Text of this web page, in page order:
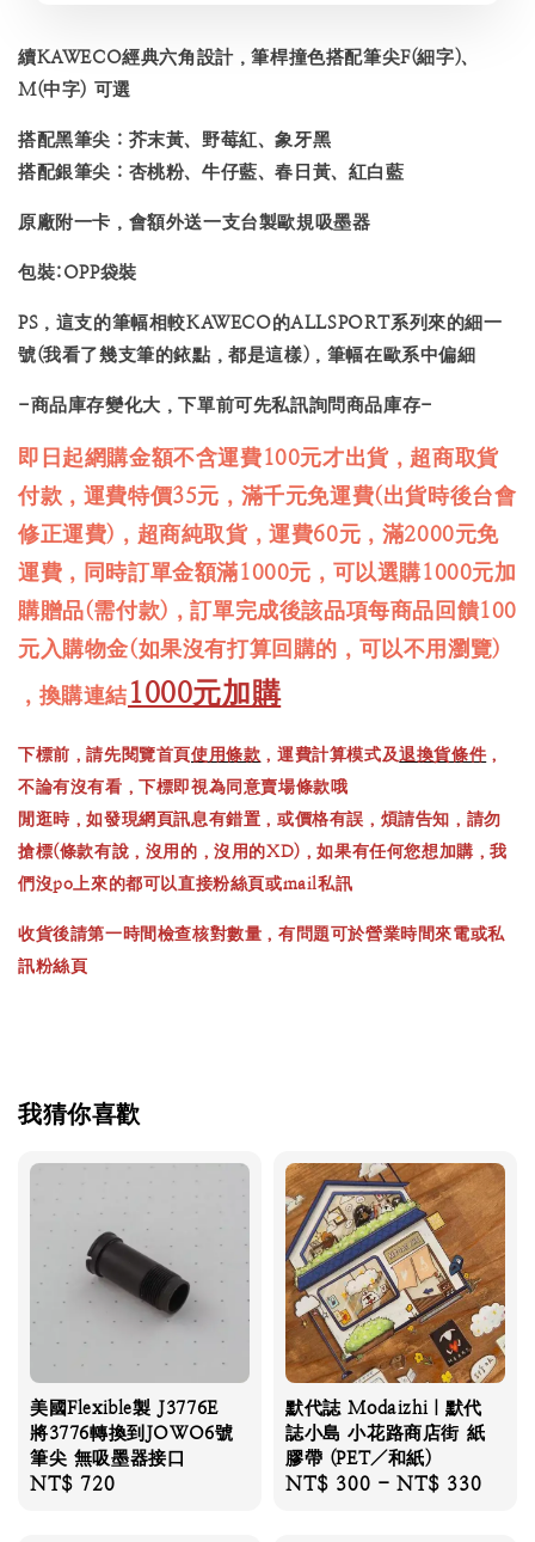
續KAWECO經典六角設計，筆桿撞色搭配筆尖F(細字)、
M(中字) 可選
搭配黑筆尖：芥末黃、野莓紅、象牙黑
搭配銀筆尖：杏桃粉、牛仔藍、春日黃、紅白藍
原廠附一卡，會額外送一支台製歐規吸墨器
包裝:OPP袋裝
PS，這支的筆幅相較KAWECO的ALLSPORT系列來的細一
號(我看了幾支筆的銥點，都是這樣)，筆幅在歐系中偏細
-商品庫存變化大，下單前可先私訊詢問商品庫存-
即日起網購金額不含運費100元才出貨，超商取貨
付款，運費特價35元，滿千元免運費(出貨時後台會
修正運費)，超商純取貨，運費60元，滿2000元免
運費，同時訂單金額滿1000元，可以選購1000元加
購贈品(需付款)，訂單完成後該品項每商品回饋100
元入購物金(如果沒有打算回購的，可以不用瀏覽)
，換購連結1000元加購
下標前，請先閱覽首頁使用條款 ，運費計算模式及退換貨條件 ，
不論有沒有看，下標即視為同意賣場條款哦
閒逛時，如發現網頁訊息有錯置，或價格有誤，煩請告知，請勿
搶標(條款有說，沒用的，沒用的XD)，如果有任何您想加購，我
們沒po上來的都可以直接粉絲頁或mail私訊
收貨後請第一時間檢查核對數量，有問題可於營業時間來電或私
訊粉絲頁
我猜你喜歡
美國Flexible製 J3776E
將3776轉換到JOWO6號
筆尖 無吸墨器接口
Regular
NT$ 720
默代誌 Modaizhi｜默代
誌小島 小花路商店街 紙
膠帶 (PET／和紙)
Regular
NT$ 300 -NT$ 330